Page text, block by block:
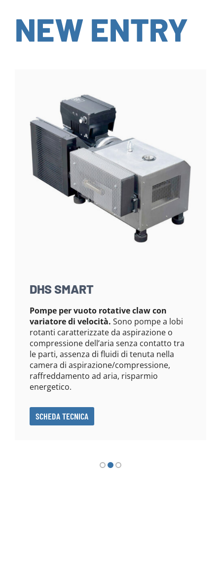
NEW ENTRY
DHS SMART
Pompe per vuoto rotative claw con
variatore di velocità. Sono pompe a lobi
rotanti caratterizzate da aspirazione o
compressione dell’aria senza contatto tra
le parti, assenza di fluidi di tenuta nella
camera di aspirazione/compressione,
raffreddamento ad aria, risparmio
energetico.
SCHEDA TECNICA